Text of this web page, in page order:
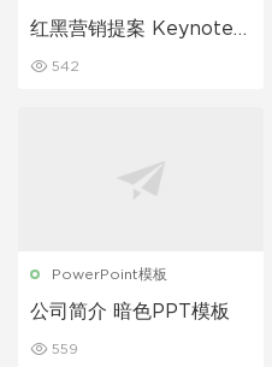
红黑营销提案 Keynote
542
PowerPoint模板
公司简介 暗色PPT模板
559